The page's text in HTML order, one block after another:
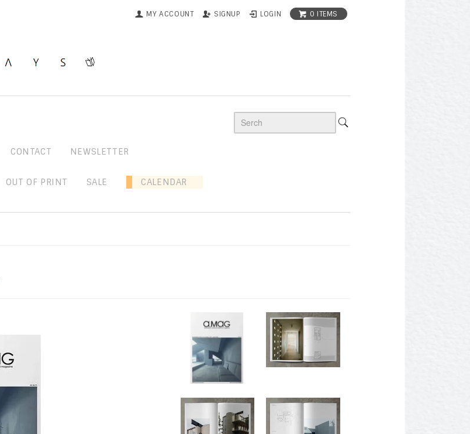
MY ACCOUNT SIGNUP LOGIN 0 ITEMS
CONTACT NEWSLETTER
OUT OF PRINT SALE CALENDAR